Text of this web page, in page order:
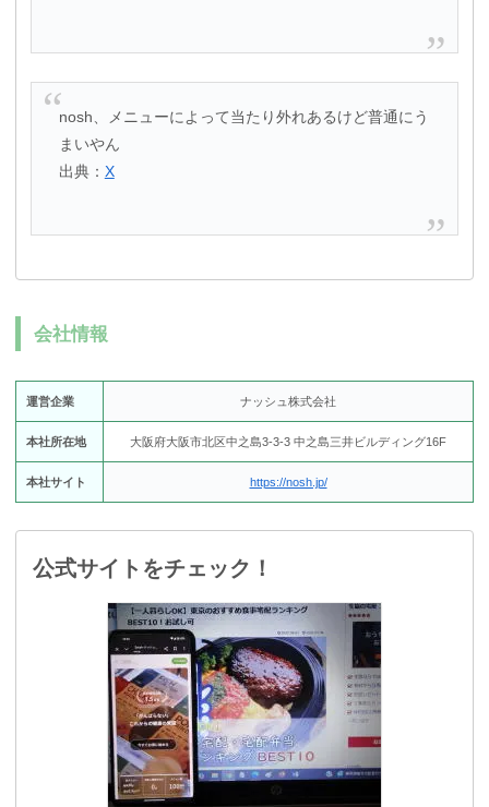
nosh、メニューによって当たり外れあるけど普通にう
まいやん
出典： X
会社情報
運営企業 ナッシュ株式会社
本社所在地 大阪府大阪市北区中之島3-3-3 中之島三井ビルディング16F
本社サイト https://nosh.jp/
公式サイトをチェック！